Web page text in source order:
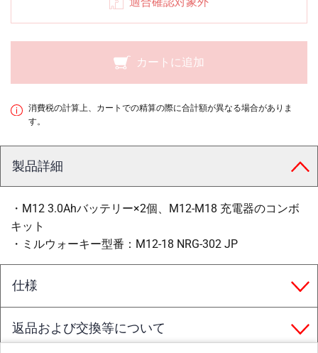
カートに追加
消費税の計算上、カートでの精算の際に合計額が異なる場合がありま
す。
製品詳細
・M12 3.0Ahバッテリー×2個、M12-M18 充電器のコンボ
キット
・ミルウォーキー型番：M12-18 NRG-302 JP
仕様
返品および交換等について